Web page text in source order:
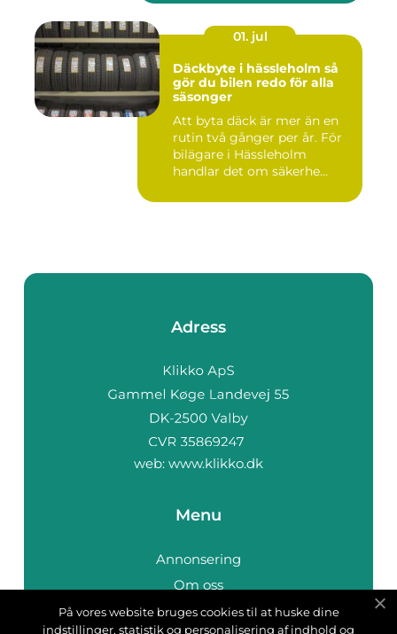
01. jul
Däckbyte i hässleholm så
gör du bilen redo för alla
säsonger
Att byta däck är mer än en
rutin två gånger per år. För
bilägare i Hässleholm
handlar det om säkerhe...
Adress
web: www.klikko.dk
Menu
Annonsering
Om oss
Cookies
På vores website bruges cookies til at huske dine
indstillinger, statistik og personalisering af indhold og